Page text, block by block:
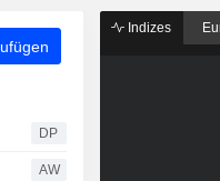
DP
AW
Indizes